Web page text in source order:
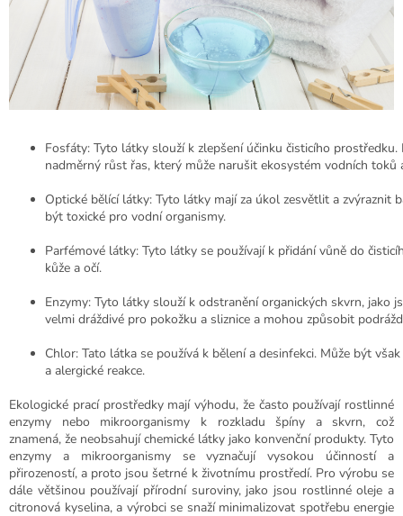
Fosfáty: Tyto látky slouží k zlepšení účinku čisticího
nadměrný růst řas, který může narušit ekosystém vodních
Optické bělící látky: Tyto látky mají za úkol zesvětlit a zvýraznit
být toxické pro vodní organismy.
Parfémové látky: Tyto látky se používají k přidání vůně do
kůže a očí.
Enzymy: Tyto látky slouží k odstranění organických skvrn, jako
velmi dráždivé pro pokožku a sliznice a mohou způsobit
Chlor: Tato látka se používá k bělení a desinfekci. Může být
a alergické reakce.
Ekologické prací prostředky mají výhodu, že často používají rostlinné
enzymy nebo mikroorganismy k rozkladu špíny a skvrn, což
znamená, že neobsahují chemické látky jako konvenční produkty. Tyto
enzymy a mikroorganismy se vyznačují vysokou účinností a
přirozeností, a proto jsou šetrné k životnímu prostředí. Pro výrobu se
dále většinou používají přírodní suroviny, jako jsou rostlinné oleje a
citronová kyselina, a výrobci se snaží minimalizovat spotřebu energie